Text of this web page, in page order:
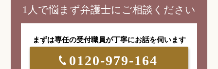
1人で悩まず弁護士にご相談ください
まずは専任の受付職員が丁寧にお話を伺います
0120-979-164